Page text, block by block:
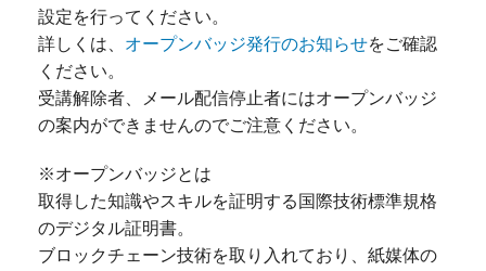
設定を行ってください。
詳しくは、 オープンバッジ発行のお知らせをご確認
ください。
受講解除者、メール配信停止者にはオープンバッジ
の案内ができませんのでご注意ください。
※オープンバッジとは
取得した知識やスキルを証明する国際技術標準規格
のデジタル証明書。
ブロックチェーン技術を取り入れており、紙媒体の